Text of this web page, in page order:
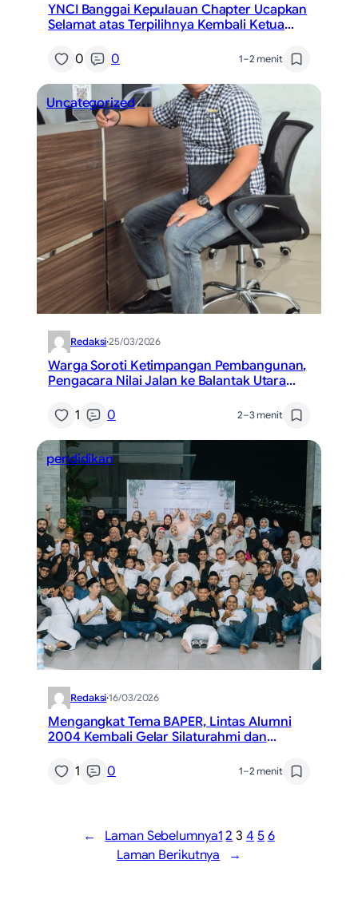
YNCI Banggai Kepulauan Chapter Ucapkan
Selamat atas Terpilihnya Kembali Ketua
0
0 1–2 menit
Uncategorized
Redaksi·25/03/2026
Warga Soroti Ketimpangan Pembangunan,
Pengacara Nilai Jalan ke Balantak Utara
1
0 2–3 menit
pendidikan
Redaksi·16/03/2026
Mengangkat Tema BAPER, Lintas Alumni
2004 Kembali Gelar Silaturahmi dan
1
0 1–2 menit
← Laman Sebelumnya1 2 3 4 5 6
Laman Berikutnya
→